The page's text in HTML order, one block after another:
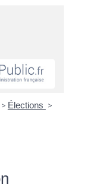
> Élections >